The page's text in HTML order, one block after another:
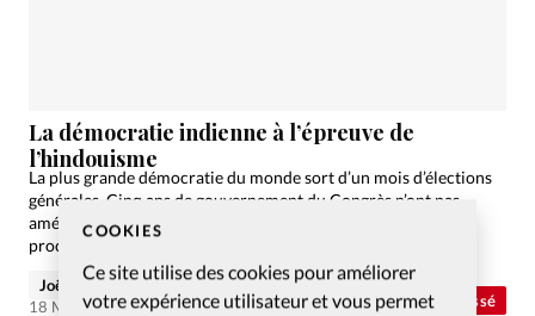
COOKIES
Ce site utilise des cookies pour améliorer
votre expérience utilisateur et vous permetNon classé
La démocratie indienne à l’épreuve de
l’hindouisme
La plus grande démocratie du monde sort d’un mois d’élections
générales. Cinq ans de gouvernement du Congrès n’ont pas
amélioré le sort des minorités. Qu'en sera-t-il des cinq
prochaines?
Joël Reymond
18 Mai 2009
Abonnés